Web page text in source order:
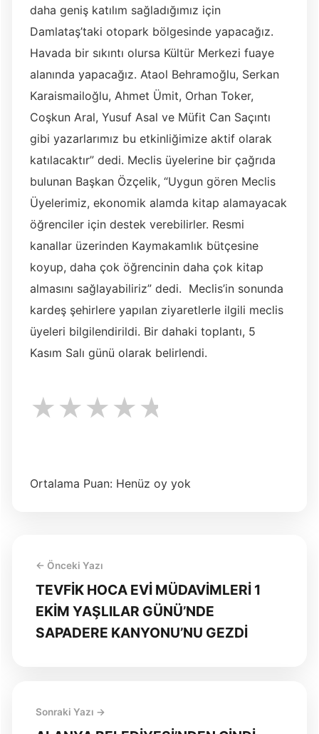
daha geniş katılım sağladığımız için
Damlataş’taki otopark bölgesinde yapacağız.
Havada bir sıkıntı olursa Kültür Merkezi fuaye
alanında yapacağız. Ataol Behramoğlu, Serkan
Karaismailoğlu, Ahmet Ümit, Orhan Toker,
Coşkun Aral, Yusuf Asal ve Müfit Can Saçıntı
gibi yazarlarımız bu etkinliğimize aktif olarak
katılacaktır” dedi. Meclis üyelerine bir çağrıda
bulunan Başkan Özçelik, “Uygun gören Meclis
Üyelerimiz, ekonomik alamda kitap alamayacak
öğrenciler için destek verebilirler. Resmi
kanallar üzerinden Kaymakamlık bütçesine
koyup, daha çok öğrencinin daha çok kitap
almasını sağlayabiliriz” dedi. Meclis’in sonunda
kardeş şehirlere yapılan ziyaretlerle ilgili meclis
üyeleri bilgilendirildi. Bir dahaki toplantı, 5
Kasım Salı günü olarak belirlendi.
★ ★★★
Ortalama Puan: Henüz oy yok
← Önceki Yazı
TEVFİK HOCA EVİ MÜDAVİMLERİ 1
EKİM YAŞLILAR GÜNÜ’NDE
SAPADERE KANYONU’NU GEZDİ
Sonraki Yazı →